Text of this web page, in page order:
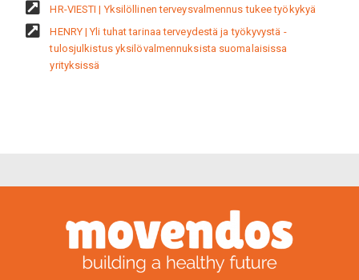
HR-VIESTI | Yksilöllinen terveysvalmennus tukee työkykyä
HENRY | Yli tuhat tarinaa terveydestä ja työkyvystä -
tulosjulkistus yksilövalmennuksista suomalaisissa
yrityksissä